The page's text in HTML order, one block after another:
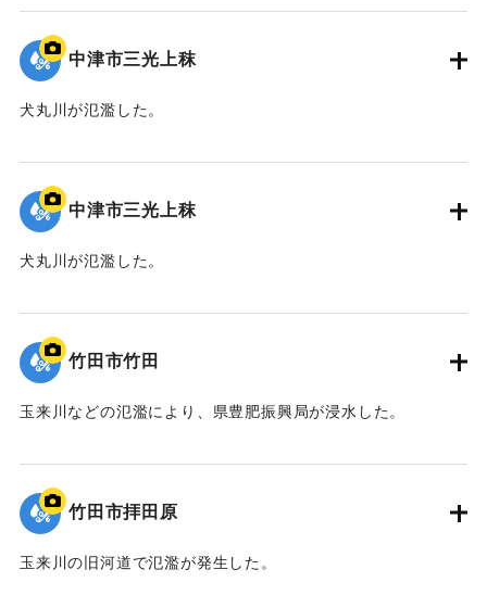
｜固有コード:09922057
中津市三光上秣
犬丸川が氾濫した。
｜固有コード:09922056
中津市三光上秣
犬丸川が氾濫した。
｜固有コード:09922055
竹田市竹田
玉来川などの氾濫により、県豊肥振興局が浸水した。
｜固有コード:09922054
竹田市拝田原
玉来川の旧河道で氾濫が発生した。